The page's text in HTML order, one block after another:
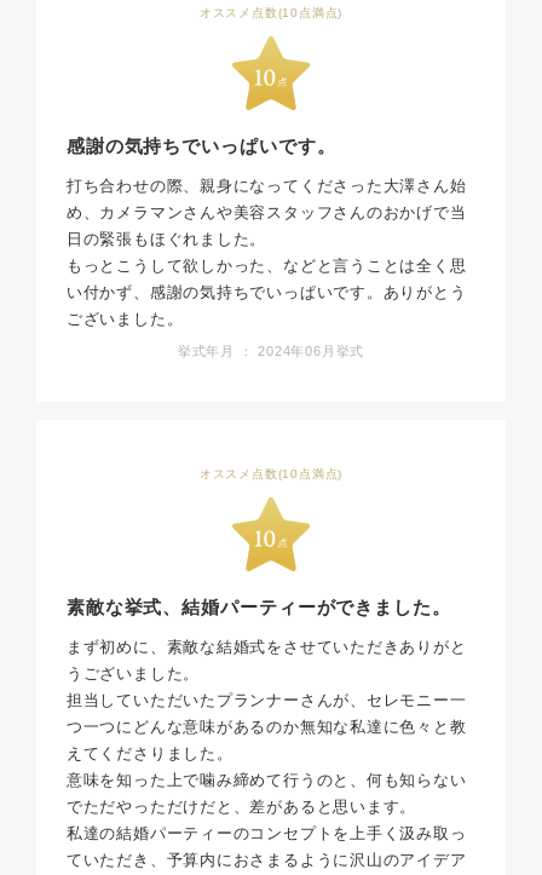
オススメ点数(10点満点)
感謝の気持ちでいっぱいです。
打ち合わせの際、親身になってくださった大澤さん始
め、カメラマンさんや美容スタッフさんのおかげで当
日の緊張もほぐれました。
もっとこうして欲しかった、などと言うことは全く思
い付かず、感謝の気持ちでいっぱいです。ありがとう
ございました。
挙式年月 ： 2024年06月挙式
オススメ点数(10点満点)
素敵な挙式、結婚パーティーができました。
まず初めに、素敵な結婚式をさせていただきありがと
うございました。
担当していただいたプランナーさんが、セレモニー一
つ一つにどんな意味があるのか無知な私達に色々と教
えてくださりました。
意味を知った上で噛み締めて行うのと、何も知らない
でただやっただけだと、差があると思います。
私達の結婚パーティーのコンセプトを上手く汲み取っ
ていただき、予算内におさまるように沢山のアイデア